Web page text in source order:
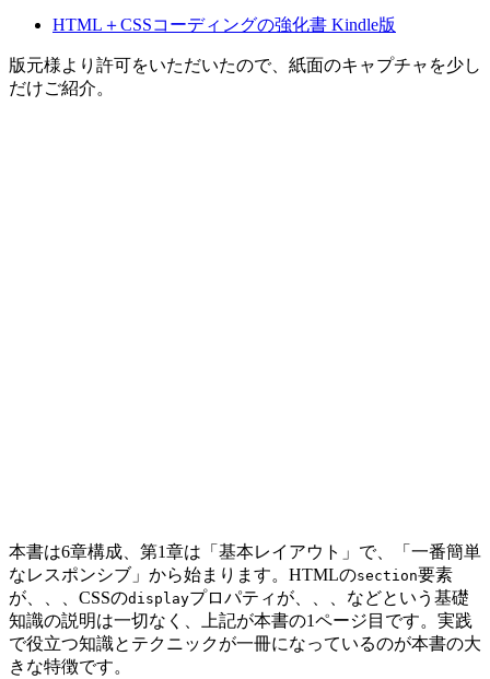
HTML＋CSSコーディングの強化書 Kindle版
版元様より許可をいただいたので、紙面のキャプチャを少し
だけご紹介。
本書は6章構成、第1章は「基本レイアウト」で、「一番簡単
なレスポンシブ」から始まります。HTMLのsection要素
が、、、CSSのdisplayプロパティが、、、などという基礎
知識の説明は一切なく、上記が本書の1ページ目です。実践
で役立つ知識とテクニックが一冊になっているのが本書の大
きな特徴です。